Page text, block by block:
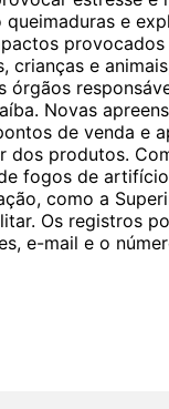
e
crianças e
Novas
de venda e
produtos.
fogos de
como a
Os registros
e-mail e o